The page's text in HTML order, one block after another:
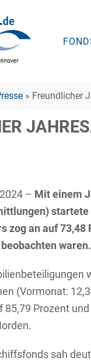
» Freundlicher
– Mit einem
zog an auf
waren.
(Vormonat:
Prozent
sah